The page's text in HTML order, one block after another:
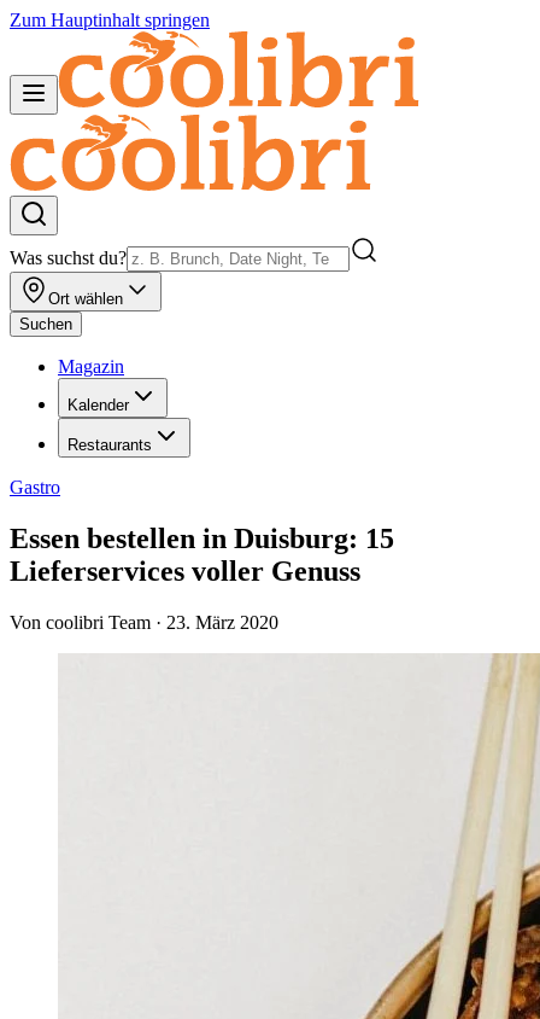
Zum Hauptinhalt springen
Was suchst du?
Ort wählen
Suchen
Magazin
Kalender
Restaurants
Gastro
Essen bestellen in Duisburg: 15
Lieferservices voller Genuss
Von coolibri Team · 23. März 2020